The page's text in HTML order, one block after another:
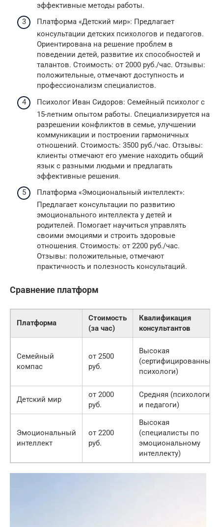
эффективные методы работы.
Платформа «Детский мир»: Предлагает
консультации детских психологов и педагогов.
Ориентирована на решение проблем в
поведении детей, развитие их способностей и
талантов. Стоимость: от 2000 руб./час. Отзывы:
положительные, отмечают доступность и
профессионализм специалистов.
Психолог Иван Сидоров: Семейный психолог с
15-летним опытом работы. Специализируется на
разрешении конфликтов в семье, улучшении
коммуникации и построении гармоничных
отношений. Стоимость: 3500 руб./час. Отзывы:
клиенты отмечают его умение находить общий
язык с разными людьми и предлагать
эффективные решения.
Платформа «Эмоциональный интеллект»:
Предлагает консультации по развитию
эмоционального интеллекта у детей и
родителей. Помогает научиться управлять
своими эмоциями и строить здоровые
отношения. Стоимость: от 2200 руб./час.
Отзывы: положительные, отмечают
практичность и полезность консультаций.
Сравнение платформ
Платформа
Стоимость
(за час)
Квалификация
консультантов
Семейный
компас
от 2500
руб.
Высокая
(сертифицированные
психологи)
Детский мир
от 2000
руб.
Средняя (психологи
и педагоги)
Эмоциональный
интеллект
от 2200
руб.
Высокая
(специалисты по
эмоциональному
интеллекту)